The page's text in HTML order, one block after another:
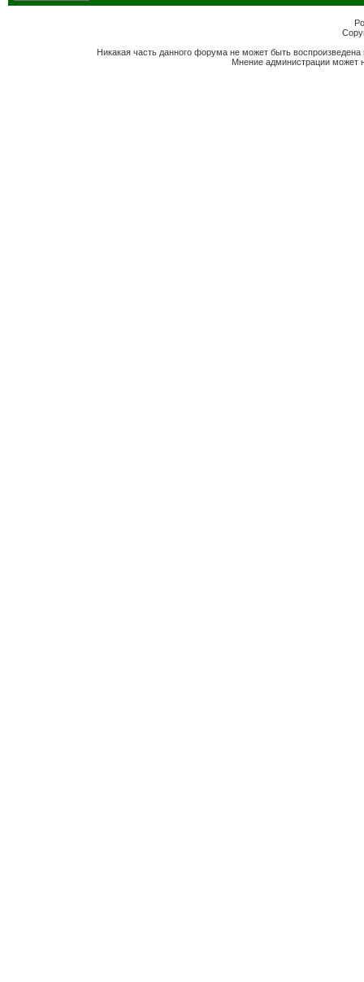
Никакая часть данного форума не может быть
Мнение администрации может